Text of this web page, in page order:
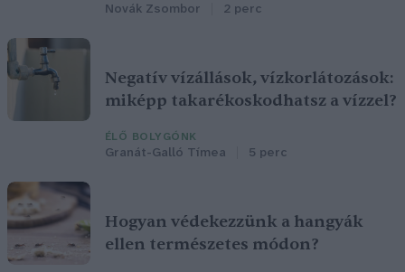
Novák Zsombor 2 perc
Negatív vízállások, vízkorlátozások:
miképp takarékoskodhatsz a vízzel?
ÉLŐ BOLYGÓNK
Granát-Galló Tímea 5 perc
Hogyan védekezzünk a hangyák
ellen természetes módon?